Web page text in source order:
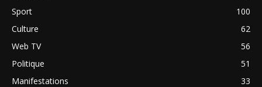
Sport
100
Culture
62
Web TV
56
Politique
51
Manifestations
33